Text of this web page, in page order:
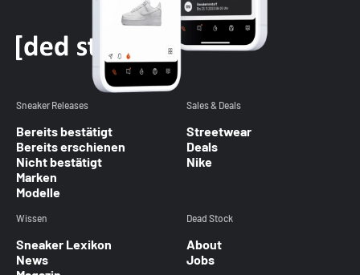
Sneaker Releases
Bereits bestätigt
Bereits erschienen
Nicht bestätigt
Marken
Modelle
Sales & Deals
Streetwear
Deals
Nike
Wissen
Sneaker Lexikon
News
Dead Stock
About
Jobs